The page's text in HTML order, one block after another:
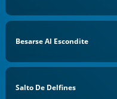
Besarse Al Escondite
Salto De Delfines